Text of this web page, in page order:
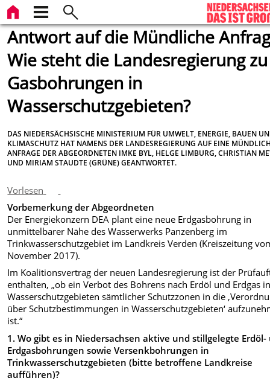
Antwort auf die Mündliche
Wie steht die Landesregierung zu
Gasbohrungen in
Wasserschutzgebieten?
DAS NIEDERSÄCHSISCHE MINISTERIUM FÜR UMWELT, ENERGIE, BAUEN
KLIMASCHUTZ HAT NAMENS DER LANDESREGIERUNG AUF EINE
ANFRAGE DER ABGEORDNETEN IMKE BYL, HELGE LIMBURG, CHRISTIAN
UND MIRIAM STAUDTE (GRÜNE) GEANTWORTET.
Vorlesen
Vorbemerkung der Abgeordneten
Der Energiekonzern DEA plant eine neue Erdgasbohrung in
unmittelbarer Nähe des Wasserwerks Panzenberg im
Trinkwasserschutzgebiet im Landkreis Verden (Kreiszeitung
November 2017).
Im Koalitionsvertrag der neuen Landesregierung ist der
enthalten, „ob ein Verbot des Bohrens nach Erdöl und Erdgas
Wasserschutzgebieten sämtlicher Schutzzonen in die
über Schutz­bestimmungen in Wasserschutzgebieten‘
ist.“
1. Wo gibt es in Niedersachsen aktive und stillgelegte Erdöl-
Erdgasbohrungen sowie Versenk­bohrungen in
Trinkwasserschutzgebieten (bitte betroffene Landkreise
aufführen)?